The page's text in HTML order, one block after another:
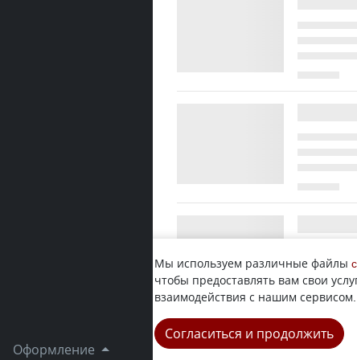
Оформление
Мы используем различные файлы
чтобы предоставлять вам свои
взаимодействия с нашим сервисом.
Согласиться и продолжить